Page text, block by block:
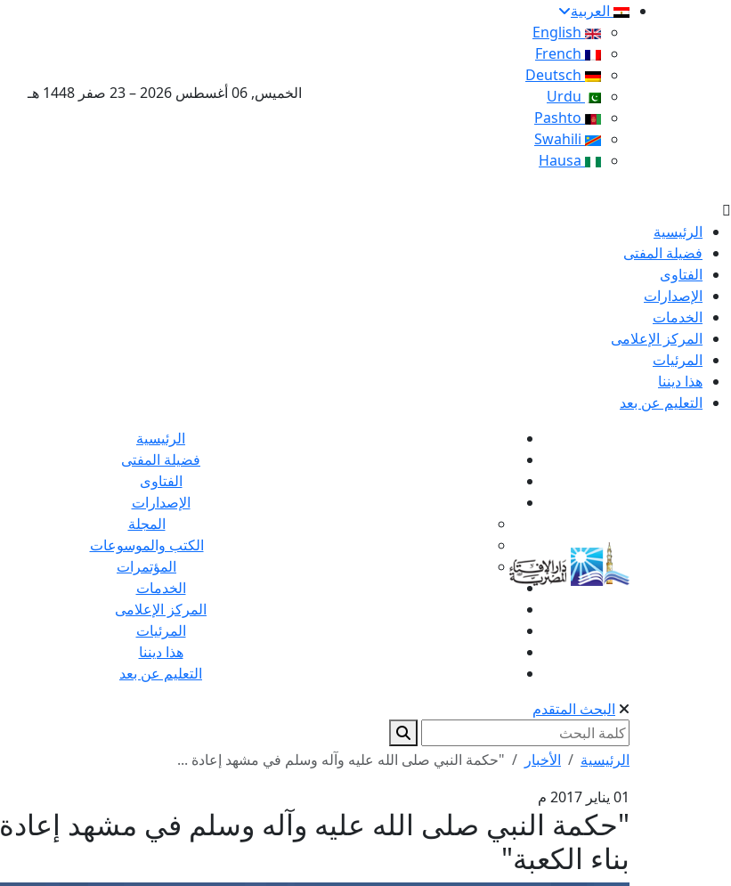
العربية
الخميس, 06 أغسطس 2026 – 23 صفر 1448 هـ
الرئيسية
فضيلة المفتى
الفتاوى
الإصدارات
الخدمات
المركز الإعلامى
المرئيات
هذا ديننا
التعليم عن بعد
الرئيسية
فضيلة المفتى
الفتاوى
الإصدارات
المجلة
الكتب والموسوعات
المؤتمرات
الخدمات
المركز الإعلامى
المرئيات
هذا ديننا
التعليم عن بعد
البحث المتقدم
الرئيسية الأخبار
"حكمة النبي صلى الله عليه وآله وسلم في مشهد إعادة ...
01 يناير 2017 م
"حكمة النبي صلى الله عليه وآله وسلم في مشهد إعادة
بناء الكعبة"